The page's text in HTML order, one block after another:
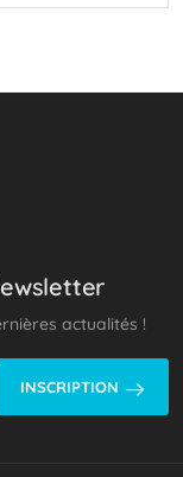
actualités !
INSCRIPTION